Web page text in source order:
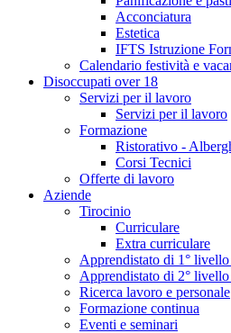
Acconciatura
Estetica
IFTS Istruzione
Calendario festività e
Disoccupati over 18
Servizi per il lavoro
Servizi per il lavoro
Formazione
Ristorativo -
Corsi Tecnici
Offerte di lavoro
Aziende
Tirocinio
Curriculare
Extra curriculare
Apprendistato di 1°
Apprendistato di 2°
Ricerca lavoro e personale
Formazione continua
Eventi e seminari